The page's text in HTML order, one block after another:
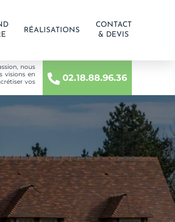
RÉALISATIONS
CONTACT
& DEVIS
nous
visions en
vos
02.18.88.96.36